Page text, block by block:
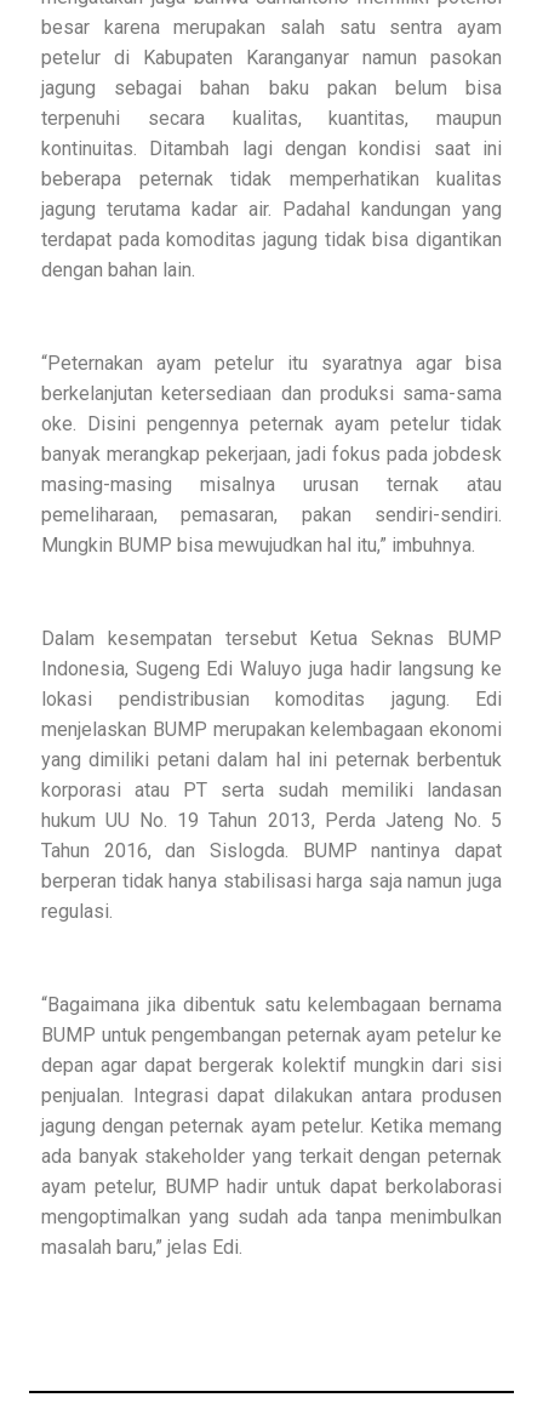
besar karena merupakan salah satu sentra ayam
petelur di Kabupaten Karanganyar namun pasokan
jagung sebagai bahan baku pakan belum bisa
terpenuhi secara kualitas, kuantitas, maupun
kontinuitas. Ditambah lagi dengan kondisi saat ini
beberapa peternak tidak memperhatikan kualitas
jagung terutama kadar air. Padahal kandungan yang
terdapat pada komoditas jagung tidak bisa digantikan
dengan bahan lain.
“Peternakan ayam petelur itu syaratnya agar bisa
berkelanjutan ketersediaan dan produksi sama-sama
oke. Disini pengennya peternak ayam petelur tidak
banyak merangkap pekerjaan, jadi fokus pada jobdesk
masing-masing misalnya urusan ternak atau
pemeliharaan, pemasaran, pakan sendiri-sendiri.
Mungkin BUMP bisa mewujudkan hal itu,” imbuhnya.
Dalam kesempatan tersebut Ketua Seknas BUMP
Indonesia, Sugeng Edi Waluyo juga hadir langsung ke
lokasi pendistribusian komoditas jagung. Edi
menjelaskan BUMP merupakan kelembagaan ekonomi
yang dimiliki petani dalam hal ini peternak berbentuk
korporasi atau PT serta sudah memiliki landasan
hukum UU No. 19 Tahun 2013, Perda Jateng No. 5
Tahun 2016, dan Sislogda. BUMP nantinya dapat
berperan tidak hanya stabilisasi harga saja namun juga
regulasi.
“Bagaimana jika dibentuk satu kelembagaan bernama
BUMP untuk pengembangan peternak ayam petelur ke
depan agar dapat bergerak kolektif mungkin dari sisi
penjualan. Integrasi dapat dilakukan antara produsen
jagung dengan peternak ayam petelur. Ketika memang
ada banyak stakeholder yang terkait dengan peternak
ayam petelur, BUMP hadir untuk dapat berkolaborasi
mengoptimalkan yang sudah ada tanpa menimbulkan
masalah baru,” jelas Edi.